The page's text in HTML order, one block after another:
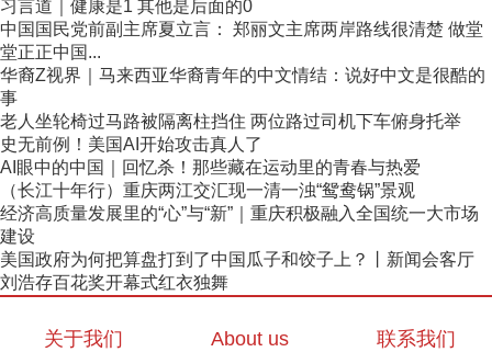
习言道｜健康是1 其他是后面的0
中国国民党前副主席夏立言： 郑丽文主席两岸路线很清楚 做堂
堂正正中国...
华裔Z视界｜马来西亚华裔青年的中文情结：说好中文是很酷的
事
老人坐轮椅过马路被隔离柱挡住 两位路过司机下车俯身托举
史无前例！美国AI开始攻击真人了
AI眼中的中国｜回忆杀！那些藏在运动里的青春与热爱
（长江十年行）重庆两江交汇现一清一浊“鸳鸯锅”景观
经济高质量发展里的“心”与“新”｜重庆积极融入全国统一大市场
建设
美国政府为何把算盘打到了中国瓜子和饺子上？丨新闻会客厅
刘浩存百花奖开幕式红衣独舞
关于我们 About us 联系我们